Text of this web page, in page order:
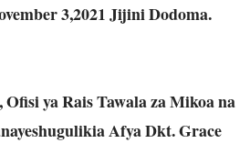
3,2021 Jijini Dodoma.
ya Rais Tawala za Mikoa na
Afya Dkt. Grace